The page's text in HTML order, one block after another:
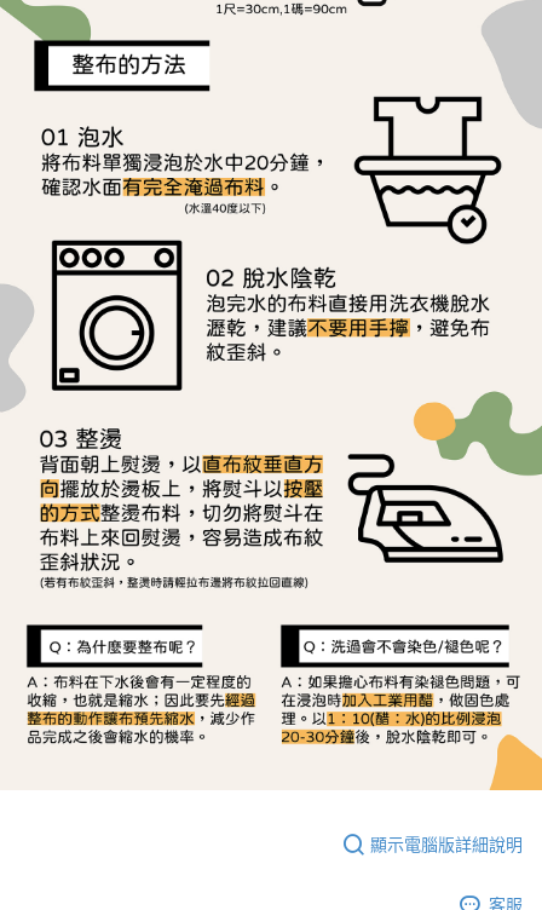
【注意事項】
１．透過由恩沛科技股份有限公司提供之「AFTEE先享後付」服務完成之交
易，需依本服務之必要範圍內提供個人資料，並將交易相關給付款項請求債
權轉讓予恩沛科技股份有限公司。
https://aftee.tw/terms/#terms3
３．未成年的使用者請事先徵得法定代理人或監護人之同意方可使用
「AFTEE先享後付」，若未經同意申辦者引起之損失，本公司不負相關責
任。
４．使用「AFTEE先享後付」時，將依據個別帳號之用戶狀況，依本公司即
時審查核予不同之上限額度；若仍有額度不足之情形，本公司將視審查結果
請求用戶進行身份認證。
５．嚴禁一人註冊多個帳號或使用他人資訊註冊。若發現惡意使用之情形，
恩沛科技股份有限公司將有權停止該用戶之使用額度並採取法律行動。
顯示電腦版詳細說明
客服